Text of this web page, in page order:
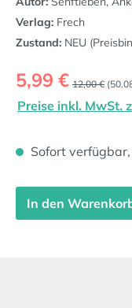
Verlag: Frech
Zustand: NEU
Verkaufspreis:
5,99 € Regulärer
12,00 €
Preise inkl. MwSt.
Sofort
In den